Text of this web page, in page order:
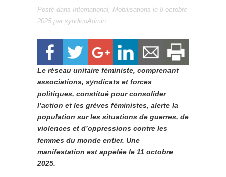
Posté dans International, Mobilisations le 8 octobre
2025 par syndicoAdmin.
Le réseau unitaire féministe, comprenant
associations, syndicats et forces
politiques, constitué pour consolider
l’action et les grèves féministes, alerte la
population sur les situations de guerres, de
violences et d’oppressions contre les
femmes du monde entier. Une
manifestation est appelée le 11 octobre
2025.